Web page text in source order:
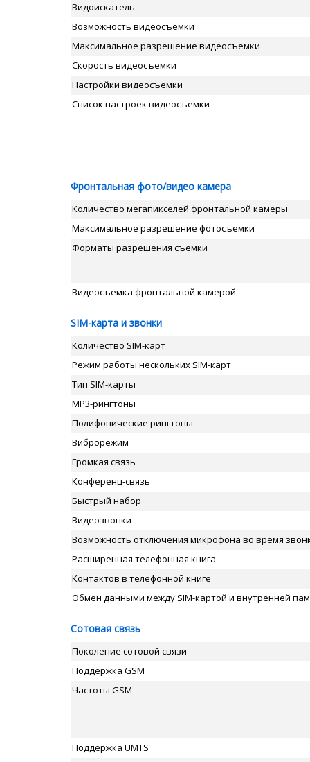
Видоискатель
Возможность видеосъемки
Максимальное разрешение видеосъемки
Скорость видеосъемки
Настройки видеосъемки
Список настроек видеосъемки
Фронтальная фото/видео камера
Количество мегапикселей фронтальной камеры
Максимальное разрешение фотосъемки
Форматы разрешения съемки
Видеосъемка фронтальной камерой
SIM-карта и звонки
Количество SIM-карт
Режим работы нескольких SIM-карт
Тип SIM-карты
MP3-рингтоны
Полифонические рингтоны
Виброрежим
Громкая связь
Конференц-связь
Быстрый набор
Видеозвонки
Возможность отключения микрофона во время
Расширенная телефонная книга
Контактов в телефонной книге
Обмен данными между SIM-картой и внутренней
Сотовая связь
Поколение сотовой связи
Поддержка GSM
Частоты GSM
Поддержка UMTS